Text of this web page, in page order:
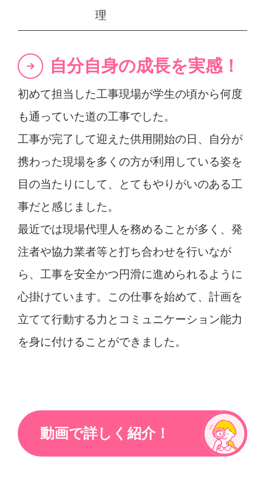
理
自分自身の成長を実感！
初めて担当した工事現場が学生の頃から何度
も通っていた道の工事でした。
工事が完了して迎えた供用開始の日、自分が
携わった現場を多くの方が利用している姿を
目の当たりにして、とてもやりがいのある工
事だと感じました。
最近では現場代理人を務めることが多く、発
注者や協力業者等と打ち合わせを行いなが
ら、工事を安全かつ円滑に進められるように
心掛けています。この仕事を始めて、計画を
立てて行動する力とコミュニケーション能力
を身に付けることができました。
動画で詳しく紹介！